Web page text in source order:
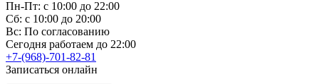
Пн-Пт: с 10:00 до 22:00
Сб: с 10:00 до 20:00
Вс: По согласованию
Сегодня работаем до 22:00
+7-(968)-701-82-81
Записаться онлайн